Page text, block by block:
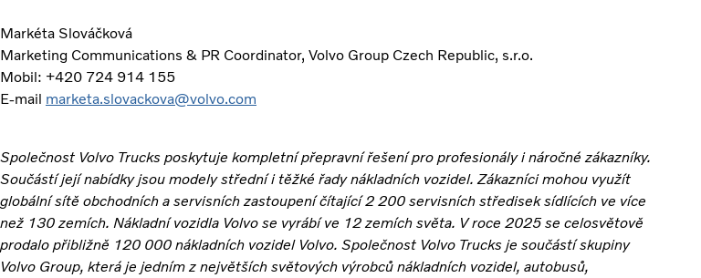
Markéta Slováčková
Marketing Communications & PR Coordinator, Volvo Group Czech Republic, s.r.o.
Mobil: +420 724 914 155
E-mail marketa.slovackova@volvo.com
Společnost Volvo Trucks poskytuje kompletní přepravní řešení pro profesionály i náročné zákazníky.
Součástí její nabídky jsou modely střední i těžké řady nákladních vozidel. Zákazníci mohou využít
globální sítě obchodních a servisních zastoupení čítající 2 200 servisních středisek sídlících ve více
než 130 zemích. Nákladní vozidla Volvo se vyrábí ve 12 zemích světa. V roce 2025 se celosvětově
prodalo přibližně 120 000 nákladních vozidel Volvo. Společnost Volvo Trucks je součástí skupiny
Volvo Group, která je jedním z největších světových výrobců nákladních vozidel, autobusů,